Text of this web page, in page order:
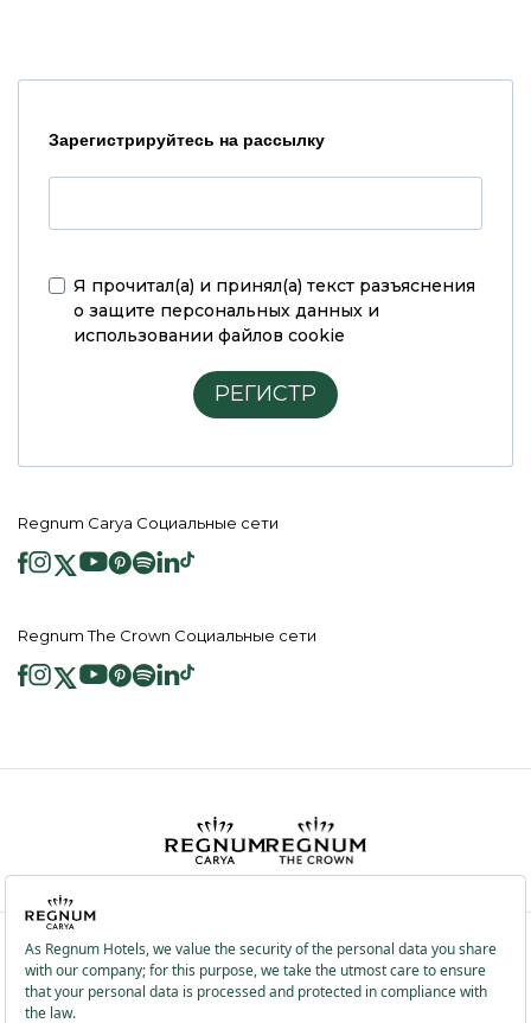
Зарегистрируйтесь на рассылку
Я прочитал(а) и принял(а) текст разъяснения
о защите персональных данных и
использовании файлов cookie
РЕГИСТР
Regnum Carya Социальные сети
Regnum The Crown Социальные сети
2026 ® Regnum Hotels. Все права защищены.
Политика в отношении
Главная
Информационные